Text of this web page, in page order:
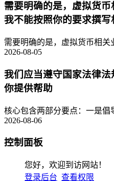
需要明确的是，虚拟货
我不能按照你的要求撰写
需要明确的是，虚拟货币相
2026-08-05
我们应当遵守国家法律
你提供帮助
核心包含两部分要点：一是
2026-08-06
控制面板
您好，欢迎到访网站！
登录后台 查看权限